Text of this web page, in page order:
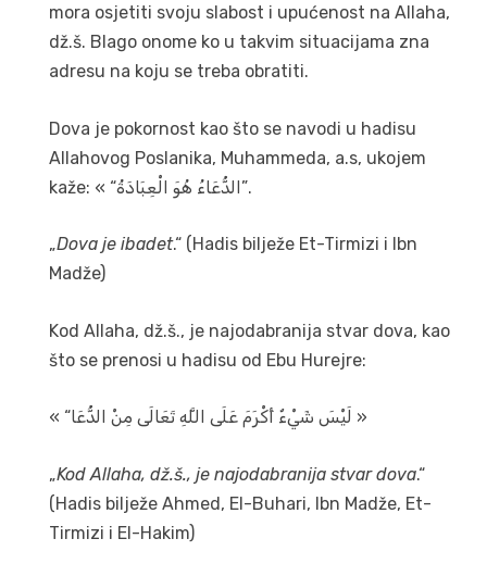
mora osjetiti svoju slabost i upućenost na Allaha,
dž.š. Blago onome ko u takvim situacijama zna
adresu na koju se treba obratiti.
Dova je pokornost kao što se navodi u hadisu
Allahovog Poslanika, Muhammeda, a.s, ukojem
kaže: « “الدُّعَاءُ هُوَ الْعِبَادَةُ”.
„Dova je ibadet.“ (Hadis bilježe Et-Tirmizi i Ibn
Madže)
Kod Allaha, dž.š., je najodabranija stvar dova, kao
što se prenosi u hadisu od Ebu Hurejre:
« “لَيْسَ شَيْءٌ أَكْرَمَ عَلَى اللَّهِ تَعَالَى مِنْ الدُّعَا »
„Kod Allaha, dž.š., je najodabranija stvar dova.“
(Hadis bilježe Ahmed, El-Buhari, Ibn Madže, Et-
Tirmizi i El-Hakim)